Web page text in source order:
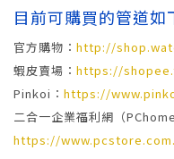
目前可購買的管道如
官方購物： http://
蝦皮賣場： https://
Pinkoi： https://
二合一企業福利網（
https://